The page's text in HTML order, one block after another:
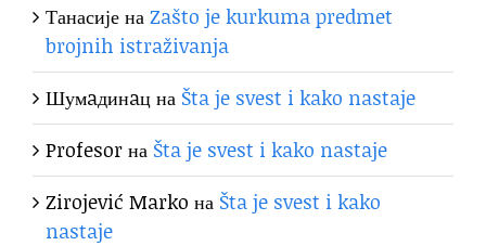
ТанасијенаZašto je kurkuma predmet
brojnih istraživanja
Шумaдинaцна Šta je svest i kako nastaje
Profesorна Šta je svest i kako nastaje
Zirojević Marko на Šta je svest i kako
nastaje